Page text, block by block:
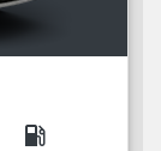
local_gas_station